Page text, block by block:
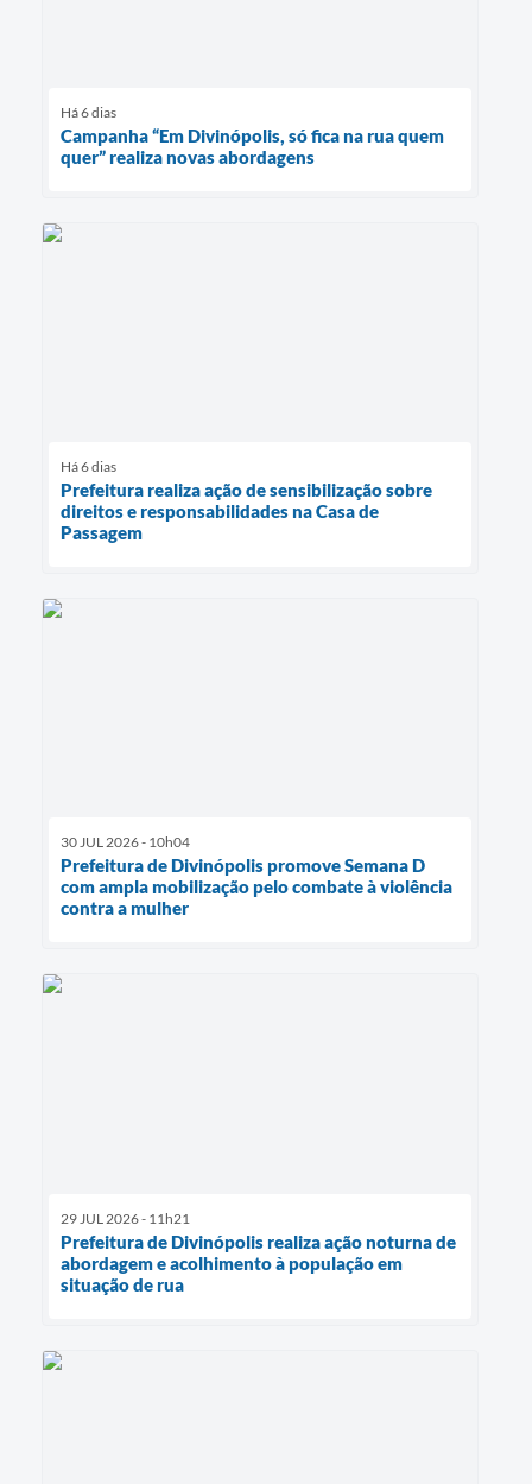
Há 6 dias
Campanha “Em Divinópolis, só fica na rua quem
quer” realiza novas abordagens
Há 6 dias
Prefeitura realiza ação de sensibilização sobre
direitos e responsabilidades na Casa de
Passagem
30 JUL 2026 - 10h04
Prefeitura de Divinópolis promove Semana D
com ampla mobilização pelo combate à violência
contra a mulher
29 JUL 2026 - 11h21
Prefeitura de Divinópolis realiza ação noturna de
abordagem e acolhimento à população em
situação de rua